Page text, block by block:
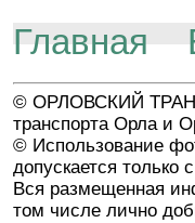
Главная
© ОРЛОВСКИЙ
транспорта Орла и
© Использование
допускается только
Вся размещенная
том числе лично